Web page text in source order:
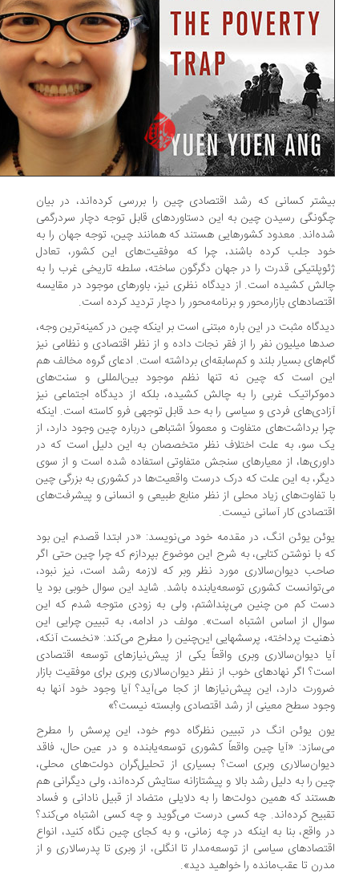
کسانی که رشد اقتصادی چین را بررسی کرده‌اند، در بیان
رسیدن چین به این دستاوردهای قابل توجه دچار سردرگمی
معدود کشورهایی هستند که همانند چین، توجه جهان را به
جلب کرده باشند، چرا که موفقیت‌های این کشور، تعادل
قدرت را در جهان دگرگون ساخته، سلطه تاریخی غرب را به
کشیده است. از دیدگاه نظری نیز، باورهای موجود در مقایسه
بازارمحور و برنامه‌محور را دچار تردید کرده است.
مثبت در این باره مبتنی است بر اینکه چین در کمینه‌ترین وجه،
میلیون نفر را از فقر نجات داده و از نظر اقتصادی و نظامی نیز
بسیار بلند و کم‌سابقه‌ای برداشته است. ادعای گروه مخالف هم
است که چین نه تنها نظم موجود بین‌المللی و سنت‌های
غربی را به چالش کشیده، بلکه از دیدگاه اجتماعی نیز
فردی و سیاسی را به حد قابل توجهی فرو کاسته است. اینکه
برداشت‌های متفاوت و معمولاً اشتباهی درباره چین وجود دارد، از
سو، به علت اختلاف نظر متخصصان به این دلیل است که در
از معیارهای سنجش متفاوتی استفاده شده است و از سوی
به این علت که درک درست واقعیت‌ها در کشوری به بزرگی چین
تفاوت‌های زیاد محلی از نظر منابع طبیعی و انسانی و پیشرفت‌های
کار آسانی نیست.
یوئن انگ، در مقدمه خود می‌نویسد: «در ابتدا قصدم این بود
با نوشتن کتابی، به شرح این موضوع بپردازم که چرا چین حتی اگر
دیوان‌سالاری مورد نظر وبر که لازمه رشد است، نیز نبود،
کشوری توسعه‌یابنده باشد. شاید این سوال خوبی بود یا
کم من چنین می‌پنداشتم، ولی به زودی متوجه شدم که این
از اساس اشتباه است». مولف در ادامه، به تبیین چرایی این
ذهنیت پرداخته، پرسش‎هایی این‌چنین را مطرح می‌کند: «نخست آنکه،
دیوان‌سالاری وبری واقعاً یکی از پیش‌نیازهای توسعه اقتصادی
اگر نهادهای خوب از نظر دیوان‌سالاری وبری برای موفقیت بازار
دارد، این پیش‌نیازها از کجا می‌آید؟ آیا وجود خود آنها به
سطح معینی از رشد اقتصادی وابسته نیست؟»
یوئن انگ در تبیین نظرگاه دوم خود، این پرسش را مطرح
«آیا چین واقعاً کشوری توسعه‌یابنده و در عین حال، فاقد
وبری است؟ بسیاری از تحلیل‌گران دولت‌های محلی،
را به دلیل رشد بالا و پیشتازانه ستایش کرده‌اند، ولی دیگرانی هم
که همین دولت‌ها را به دلایلی متضاد از قبیل نادانی و فساد
کرده‌اند. چه کسی درست می‌گوید و چه کسی اشتباه می‌کند؟
واقع، بنا به اینکه در چه زمانی، و به کجای چین نگاه کنید، انواع
سیاسی از توسعه‌مدار تا انگلی، از وبری تا پدرسالاری و از
تا عقب‌مانده را خواهید دید».